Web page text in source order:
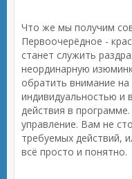
Что же мы получим
Первоочерёдное -
станет служить
неординарную
обратить внимание
индивидуальностью и
действия в
управление. Вам не
требуемых действий,
всё просто и понятно.